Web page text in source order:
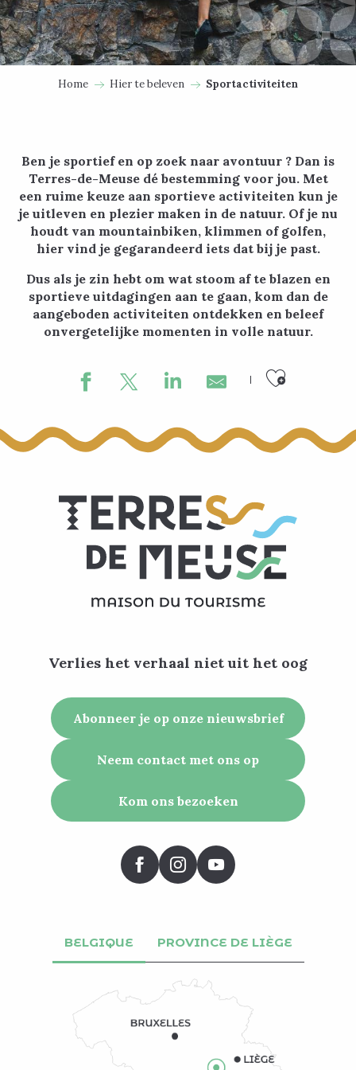
Home Hier te beleven Sportactiviteiten
Ben je sportief en op zoek naar avontuur ? Dan is
Terres-de-Meuse dé bestemming voor jou. Met
een ruime keuze aan sportieve activiteiten kun je
je uitleven en plezier maken in de natuur. Of je nu
houdt van mountainbiken, klimmen of golfen,
hier vind je gegarandeerd iets dat bij je past.
Dus als je zin hebt om wat stoom af te blazen en
sportieve uitdagingen aan te gaan, kom dan de
aangeboden activiteiten ontdekken en beleef
onvergetelijke momenten in volle natuur.
Chasse au trésor Totemus - Entre moulin, fermes et
Le Laid Homme du Hoyoux a encore frappé !
Chasse au trésor Totemus - À la découverte de
Les mystères innatendus du Saule
7 plaatsen om te klimmen in Terres-de-Meuse
Chasse au trésor Totemus - Récits de guerre
Bowls and Balls
Verlies het verhaal niet uit het oog
Abonneer je op onze nieuwsbrief
Neem contact met ons op
Kom ons bezoeken
BELGIQUE PROVINCE DE LIÈGE